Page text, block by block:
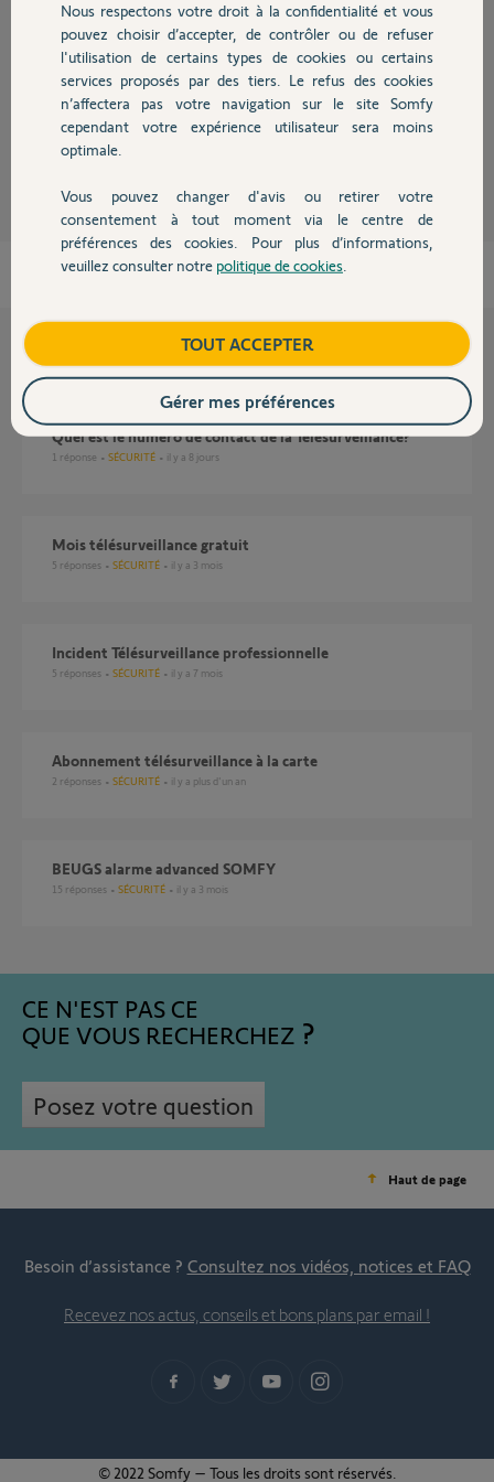
Chauffage
Autres produits
Devis avec un pro
Contact
ressemble au no avec lequel SOTEL nous appelle (le 05 57 19 10 00).
Quelqu'un a-t-il déjà rencontré ce problème ? Comme c'est arrivé le
26 juin à 2h23 du matin, peu après l'opération de maintenance
SOMFY, y aurait-il un rapport ?
Je vous remercie d'avance pour vos retours
Questions liées
Quel est le numéro de contact de la Télésurveillance?
1 réponse SÉCURITÉ il y a 8 jours
mois télésurveillance gratuit
5 réponses SÉCURITÉ il y a 3 mois
Incident Télésurveillance professionnelle
5 réponses SÉCURITÉ il y a 7 mois
Abonnement télésurveillance à la carte
2 réponses SÉCURITÉ il y a plus d'un an
BEUGS alarme advanced SOMFY
15 réponses SÉCURITÉ il y a 3 mois
CE N'EST PAS CE
QUE VOUS RECHERCHEZ
Posez votre question
Haut de page
Besoin d’assistance ? Consultez nos vidéos, notices et FAQ
Recevez nos actus, conseils et bons plans par email !
© 2022 Somfy – Tous les droits sont réservés.
Nous respectons votre droit à la confidentialité et vous
pouvez choisir d’accepter, de contrôler ou de refuser
l'utilisation de certains types de cookies ou certains
services proposés par des tiers. Le refus des cookies
n’affectera pas votre navigation sur le site Somfy
cependant votre expérience utilisateur sera moins
optimale.
Vous pouvez changer d'avis ou retirer votre
consentement à tout moment via le centre de
préférences des cookies. Pour plus d’informations,
veuillez consulter notre politique de cookies
TOUT ACCEPTER
Gérer mes préférences